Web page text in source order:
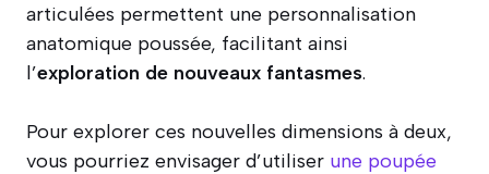
articulées permettent une personnalisation
anatomique poussée, facilitant ainsi
l’exploration de nouveaux fantasmes.
Pour explorer ces nouvelles dimensions à deux,
vous pourriez envisager d’utiliser une poupée